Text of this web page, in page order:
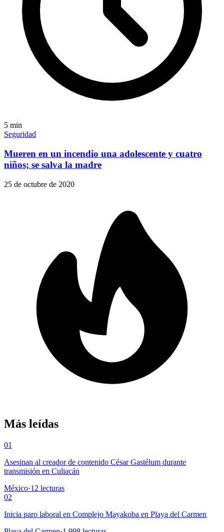
5 min
Seguridad
Mueren en un incendio una adolescente y cuatro
niños; se salva la madre
25 de octubre de 2020
Más leídas
01
Asesinan al creador de contenido César Gastélum durante
transmisión en Culiacán
México·12 lecturas
02
Inicia paro laboral en Complejo Mayakoba en Playa del Carmen